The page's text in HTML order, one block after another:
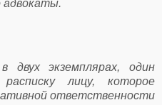
адвокаты.
двух экземплярах, один
лицу, которое
ответственности